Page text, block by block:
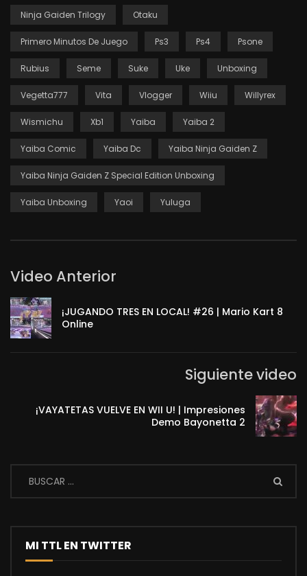
Ninja Gaiden Trilogy Otaku
Primero Minutos De Juego Ps3 Ps4 Psone
Rubius Seme Suke Uke Unboxing
Vegetta777 Vita Vlogger Wiiu Willyrex
Wismichu Xb1 Yaiba Yaiba 2
Yaiba Comic Yaiba Dc Yaiba Ninja Gaiden Z
Yaiba Ninja Gaiden Z Special Edition Unboxing
Yaiba Unboxing Yaoi Yuluga
Video Anterior
¡JUGANDO TRES EN LOCAL! #26 | Mario Kart 8
Online
Siguiente video
¡VAYATETAS VUELVE EN WII U! | Impresiones
Demo Bayonetta 2
MI TTL EN TWITTER